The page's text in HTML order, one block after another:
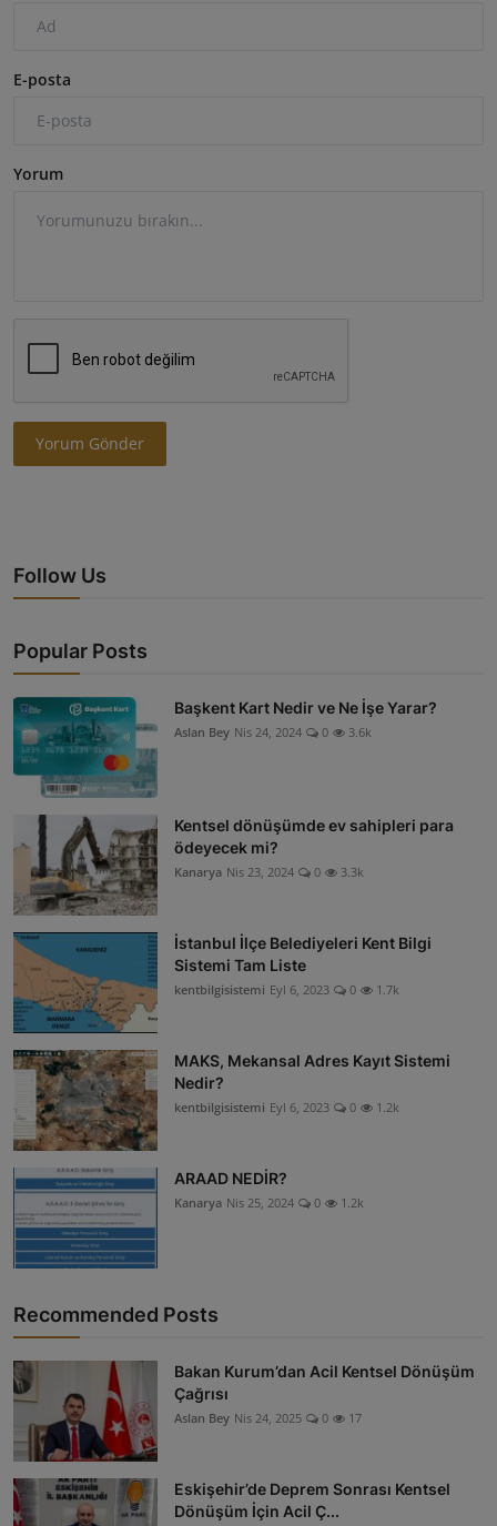
E-posta
Yorum
Yorum Gönder
Follow Us
Popular Posts
Başkent Kart Nedir ve Ne İşe Yarar?
Aslan Bey Nis 24, 2024 0 3.6k
Kentsel dönüşümde ev sahipleri para
ödeyecek mi?
Kanarya Nis 23, 2024 0 3.3k
İstanbul İlçe Belediyeleri Kent Bilgi
Sistemi Tam Liste
kentbilgisistemi Eyl 6, 2023 0 1.7k
MAKS, Mekansal Adres Kayıt Sistemi
Nedir?
kentbilgisistemi Eyl 6, 2023 0 1.2k
ARAAD NEDİR?
Kanarya Nis 25, 2024 0 1.2k
Recommended Posts
Bakan Kurum’dan Acil Kentsel Dönüşüm
Çağrısı
Aslan Bey Nis 24, 2025 0 17
Eskişehir’de Deprem Sonrası Kentsel
Dönüşüm İçin Acil Ç...